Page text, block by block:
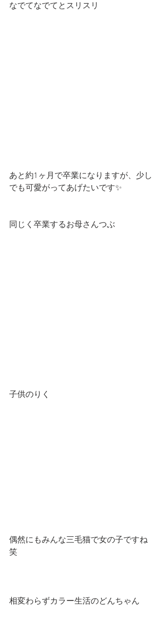
なでてなでてとスリスリ
あと約1ヶ月で卒業になりますが、少し
でも可愛がってあげたいです✨
同じく卒業するお母さんつぶ
子供のりく
偶然にもみんな三毛猫で女の子ですね
笑
相変わらずカラー生活のどんちゃん